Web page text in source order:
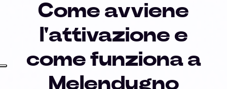
Come avviene
l'attivazione e
come funziona a
Melendugno